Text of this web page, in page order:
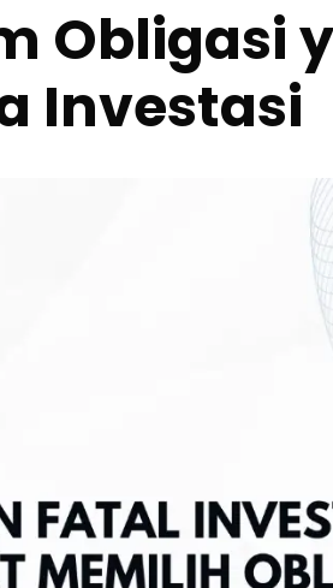
Obligasi
Investasi